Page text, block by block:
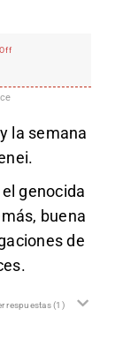
la semana
genocida
buena
de
respuestas(1)